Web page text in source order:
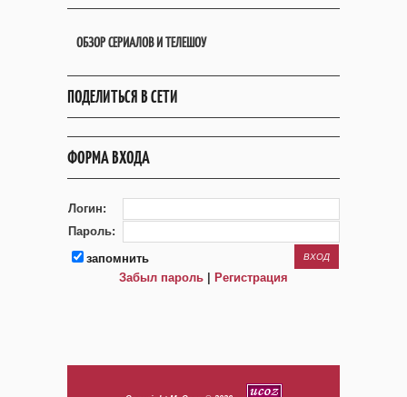
ОБЗОР СЕРИАЛОВ И ТЕЛЕШОУ
ПОДЕЛИТЬСЯ В СЕТИ
ФОРМА ВХОДА
Логин:
Пароль:
запомнить
Забыл пароль
Регистрация